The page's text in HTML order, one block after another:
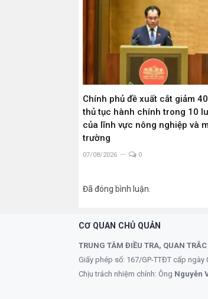
Chính phủ đề xuất cắt giảm 40
thủ tục hành chính trong 10
của lĩnh vực nông nghiệp và
trường
07/08/2026 0
Đã đóng bình luận.
CƠ QUAN CHỦ QUẢN
TRUNG TÂM ĐIỀU TRA, QUAN
Giấy phép số: 167/GP-TTĐT cấp ngày
Chịu trách nhiệm chính: Ông Nguyễn